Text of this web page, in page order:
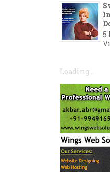
5
Loading...